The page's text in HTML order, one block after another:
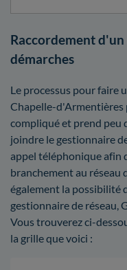
Raccordement
démarches
Le processus pour faire
Chapelle-d'Armentières
compliqué et prend peu
joindre le gestionnaire
appel téléphonique afin
branchement au réseau
également la possibilité
gestionnaire de réseau,
Vous trouverez ci-
la grille que voici :